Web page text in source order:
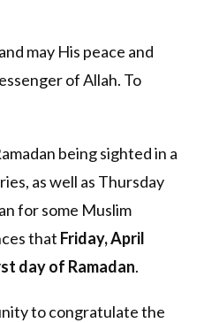
may His peace and
of Allah. To
being sighted in a
as well as Thursday
for some Muslim
that Friday, April
day of Ramadan.
to congratulate the